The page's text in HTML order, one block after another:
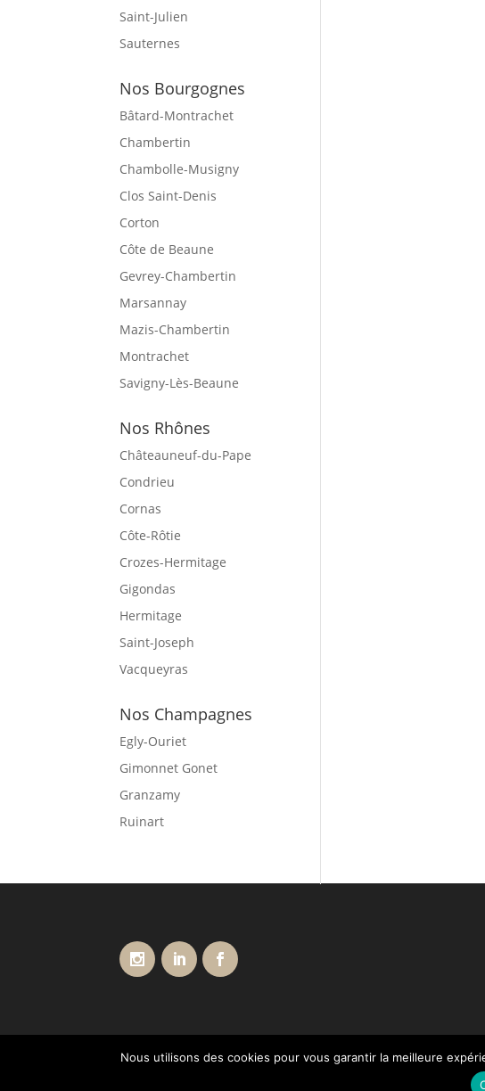
Saint-Julien
Sauternes
Nos Bourgognes
Bâtard-Montrachet
Chambertin
Chambolle-Musigny
Clos Saint-Denis
Corton
Côte de Beaune
Gevrey-Chambertin
Marsannay
Mazis-Chambertin
Montrachet
Savigny-Lès-Beaune
Nos Rhônes
Châteauneuf-du-Pape
Condrieu
Cornas
Côte-Rôtie
Crozes-Hermitage
Gigondas
Hermitage
Saint-Joseph
Vacqueyras
Nos Champagnes
Egly-Ouriet
Gimonnet Gonet
Granzamy
Ruinart
Conditions générales de vente Livraisons Paiement
Nous utilisons des cookies pour vous garantir la meilleure